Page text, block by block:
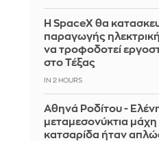
Η SpaceX θα
παραγωγής
να τροφοδοτεί
στο Τέξας
IN 2 HOURS
Αθηνά Ροδίτου -
μεταμεσονύκτια μάχη
κατσαρίδα ήταν